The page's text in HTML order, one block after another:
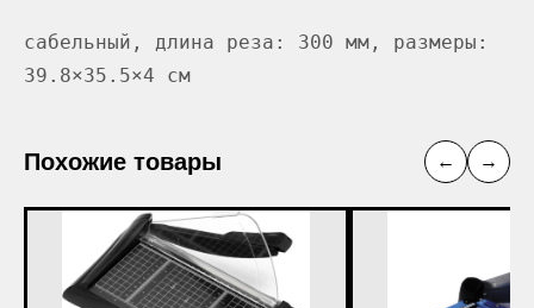
сабельный, длина реза: 300 мм, размеры:
39.8×35.5×4 см
Похожие товары ← →